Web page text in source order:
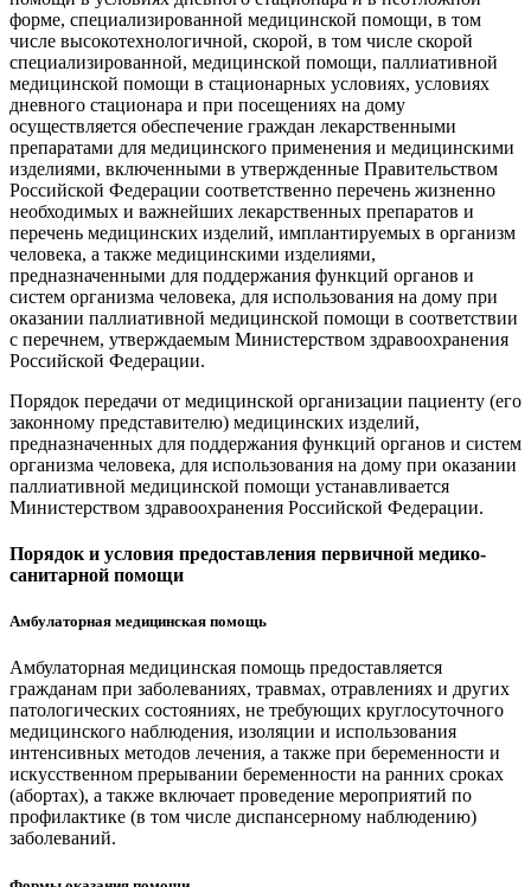
форме, специализированной медицинской помощи, в том
числе высокотехнологичной, скорой, в том числе скорой
специализированной, медицинской помощи, паллиативной
медицинской помощи в стационарных условиях, условиях
дневного стационара и при посещениях на дому
осуществляется обеспечение граждан лекарственными
препаратами для медицинского применения и медицинскими
изделиями, включенными в утвержденные Правительством
Российской Федерации соответственно перечень жизненно
необходимых и важнейших лекарственных препаратов и
перечень медицинских изделий, имплантируемых в организм
человека, а также медицинскими изделиями,
предназначенными для поддержания функций органов и
систем организма человека, для использования на дому при
оказании паллиативной медицинской помощи в соответствии
с перечнем, утверждаемым Министерством здравоохранения
Российской Федерации.
Порядок передачи от медицинской организации пациенту (его
законному представителю) медицинских изделий,
предназначенных для поддержания функций органов и систем
организма человека, для использования на дому при оказании
паллиативной медицинской помощи устанавливается
Министерством здравоохранения Российской Федерации.
Порядок и условия предоставления первичной медико-
санитарной помощи
Амбулаторная медицинская помощь
Амбулаторная медицинская помощь предоставляется
гражданам при заболеваниях, травмах, отравлениях и других
патологических состояниях, не требующих круглосуточного
медицинского наблюдения, изоляции и использования
интенсивных методов лечения, а также при беременности и
искусственном прерывании беременности на ранних сроках
(абортах), а также включает проведение мероприятий по
профилактике (в том числе диспансерному наблюдению)
заболеваний.